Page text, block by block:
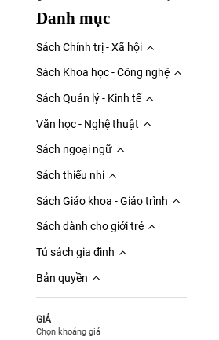
Danh mục
Sách Chính trị - Xã hội
Sách Khoa học - Công nghệ
Sách Quản lý - Kinh tế
Văn học - Nghệ thuật
Sách ngoại ngữ
Sách thiếu nhi
Sách Giáo khoa - Giáo trình
Sách dành cho giới trẻ
Tủ sách gia đình
Bản quyền
GIÁ
Chọn khoảng giá